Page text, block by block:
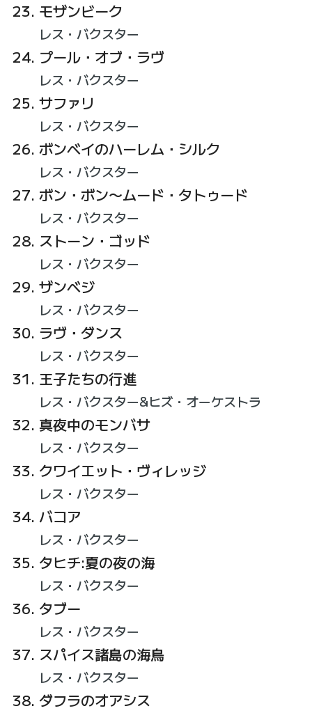
モザンビーク
レス・バクスター
プール・オブ・ラヴ
レス・バクスター
サファリ
レス・バクスター
ボンベイのハーレム・シルク
レス・バクスター
ボン・ボン〜ムード・タトゥード
レス・バクスター
ストーン・ゴッド
レス・バクスター
ザンベジ
レス・バクスター
ラヴ・ダンス
レス・バクスター
王子たちの行進
レス・バクスター&ヒズ・オーケストラ
真夜中のモンバサ
レス・バクスター
クワイエット・ヴィレッジ
レス・バクスター
バコア
レス・バクスター
タヒチ:夏の夜の海
レス・バクスター
タブー
レス・バクスター
スパイス諸島の海鳥
レス・バクスター
ダフラのオアシス